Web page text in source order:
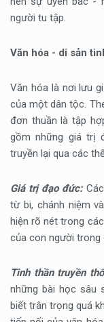
người tu tập.
Văn hóa - di sản
Văn hóa là nơi lưu
của một dân tộc.
đơn thuần là tập
gồm những giá trị
truyền lại qua các
Giá trị đạo đức:
từ bi, chánh niệm
hiện rõ nét trong
của con người trong
Tinh thần truyền
những bài học sâu
biết trân trọng quá